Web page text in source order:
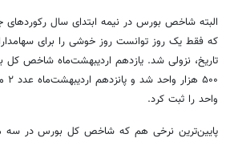
البته شاخص بورس در نیمه ابتدای سال رکوردهای
که فقط یک روز توانست روز خوشی را برای
واحد را ثبت کرد.